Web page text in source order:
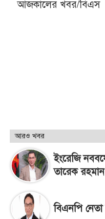
আজকালের খবর/বিএস
আরও খবর
ইংরেজি
তারেক রহমান
বিএনপি